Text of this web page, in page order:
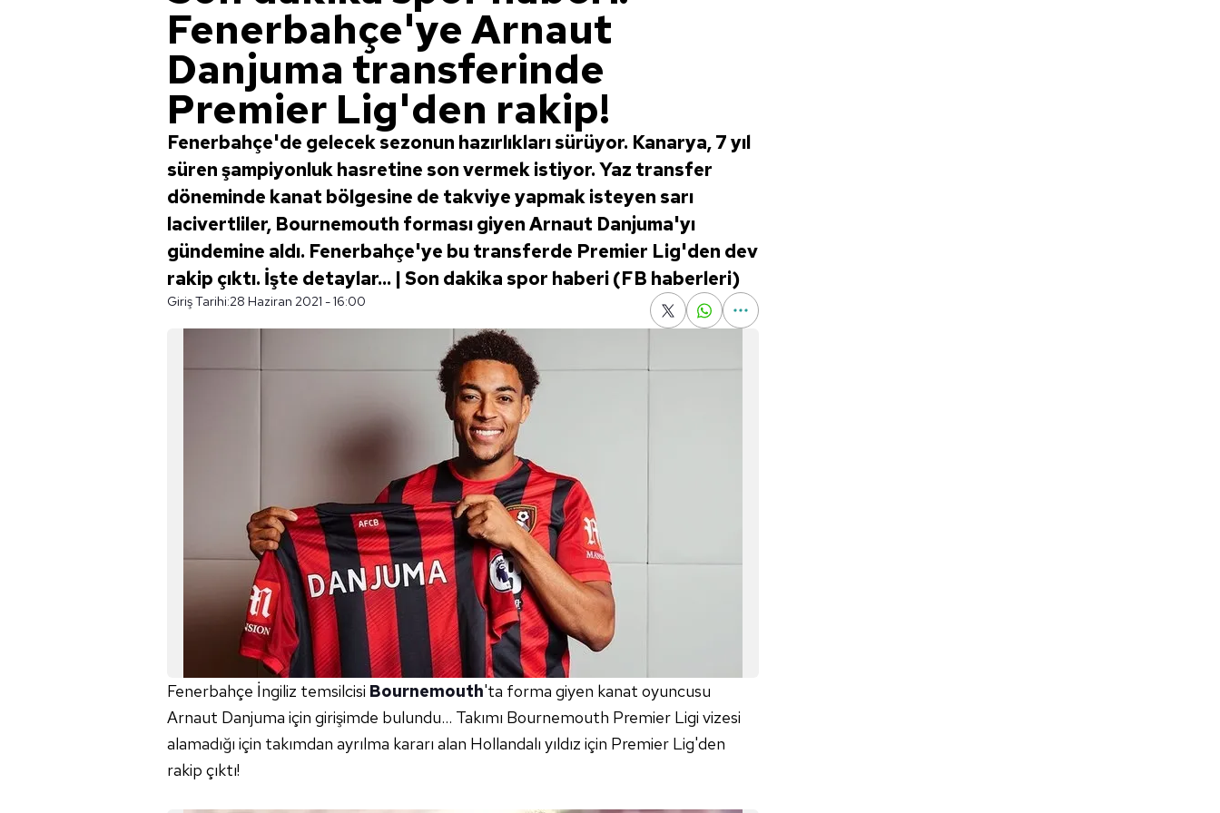
Fenerbahçe'ye Arnaut
Danjuma transferinde
Premier Lig'den rakip!
Fenerbahçe'de gelecek sezonun hazırlıkları sürüyor. Kanarya, 7 yıl
süren şampiyonluk hasretine son vermek istiyor. Yaz transfer
döneminde kanat bölgesine de takviye yapmak isteyen sarı
lacivertliler, Bournemouth forması giyen Arnaut Danjuma'yı
gündemine aldı. Fenerbahçe'ye bu transferde Premier Lig'den dev
rakip çıktı. İşte detaylar... | Son dakika spor haberi (FB haberleri)
Giriş Tarihi:28 Haziran 2021 - 16:00
Fenerbahçe İngiliz temsilcisi Bournemouth'ta forma giyen kanat oyuncusu
Arnaut Danjuma için girişimde bulundu... Takımı Bournemouth Premier Ligi vizesi
alamadığı için takımdan ayrılma kararı alan Hollandalı yıldız için Premier Lig'den
rakip çıktı!